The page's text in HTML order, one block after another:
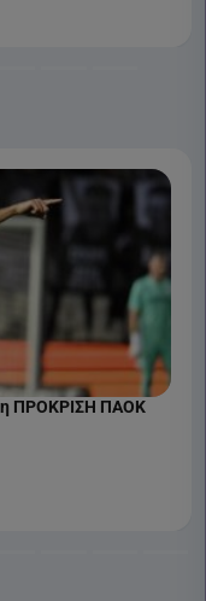
η ΠΡΟΚΡΙΣΗ ΠΑΟΚ